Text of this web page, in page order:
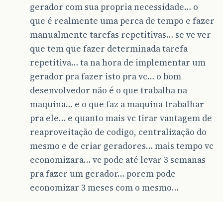
gerador com sua propria necessidade… o
que é realmente uma perca de tempo e fazer
manualmente tarefas repetitivas… se vc ver
que tem que fazer determinada tarefa
repetitiva… ta na hora de implementar um
gerador pra fazer isto pra vc… o bom
desenvolvedor não é o que trabalha na
maquina… e o que faz a maquina trabalhar
pra ele… e quanto mais vc tirar vantagem de
reaproveitação de codigo, centralização do
mesmo e de criar geradores… mais tempo vc
economizara… vc pode até levar 3 semanas
pra fazer um gerador… porem pode
economizar 3 meses com o mesmo…